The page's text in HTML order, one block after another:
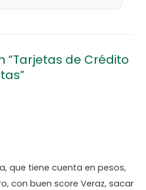
“Tarjetas de Crédito
que tiene cuenta en pesos,
con buen score Veraz, sacar